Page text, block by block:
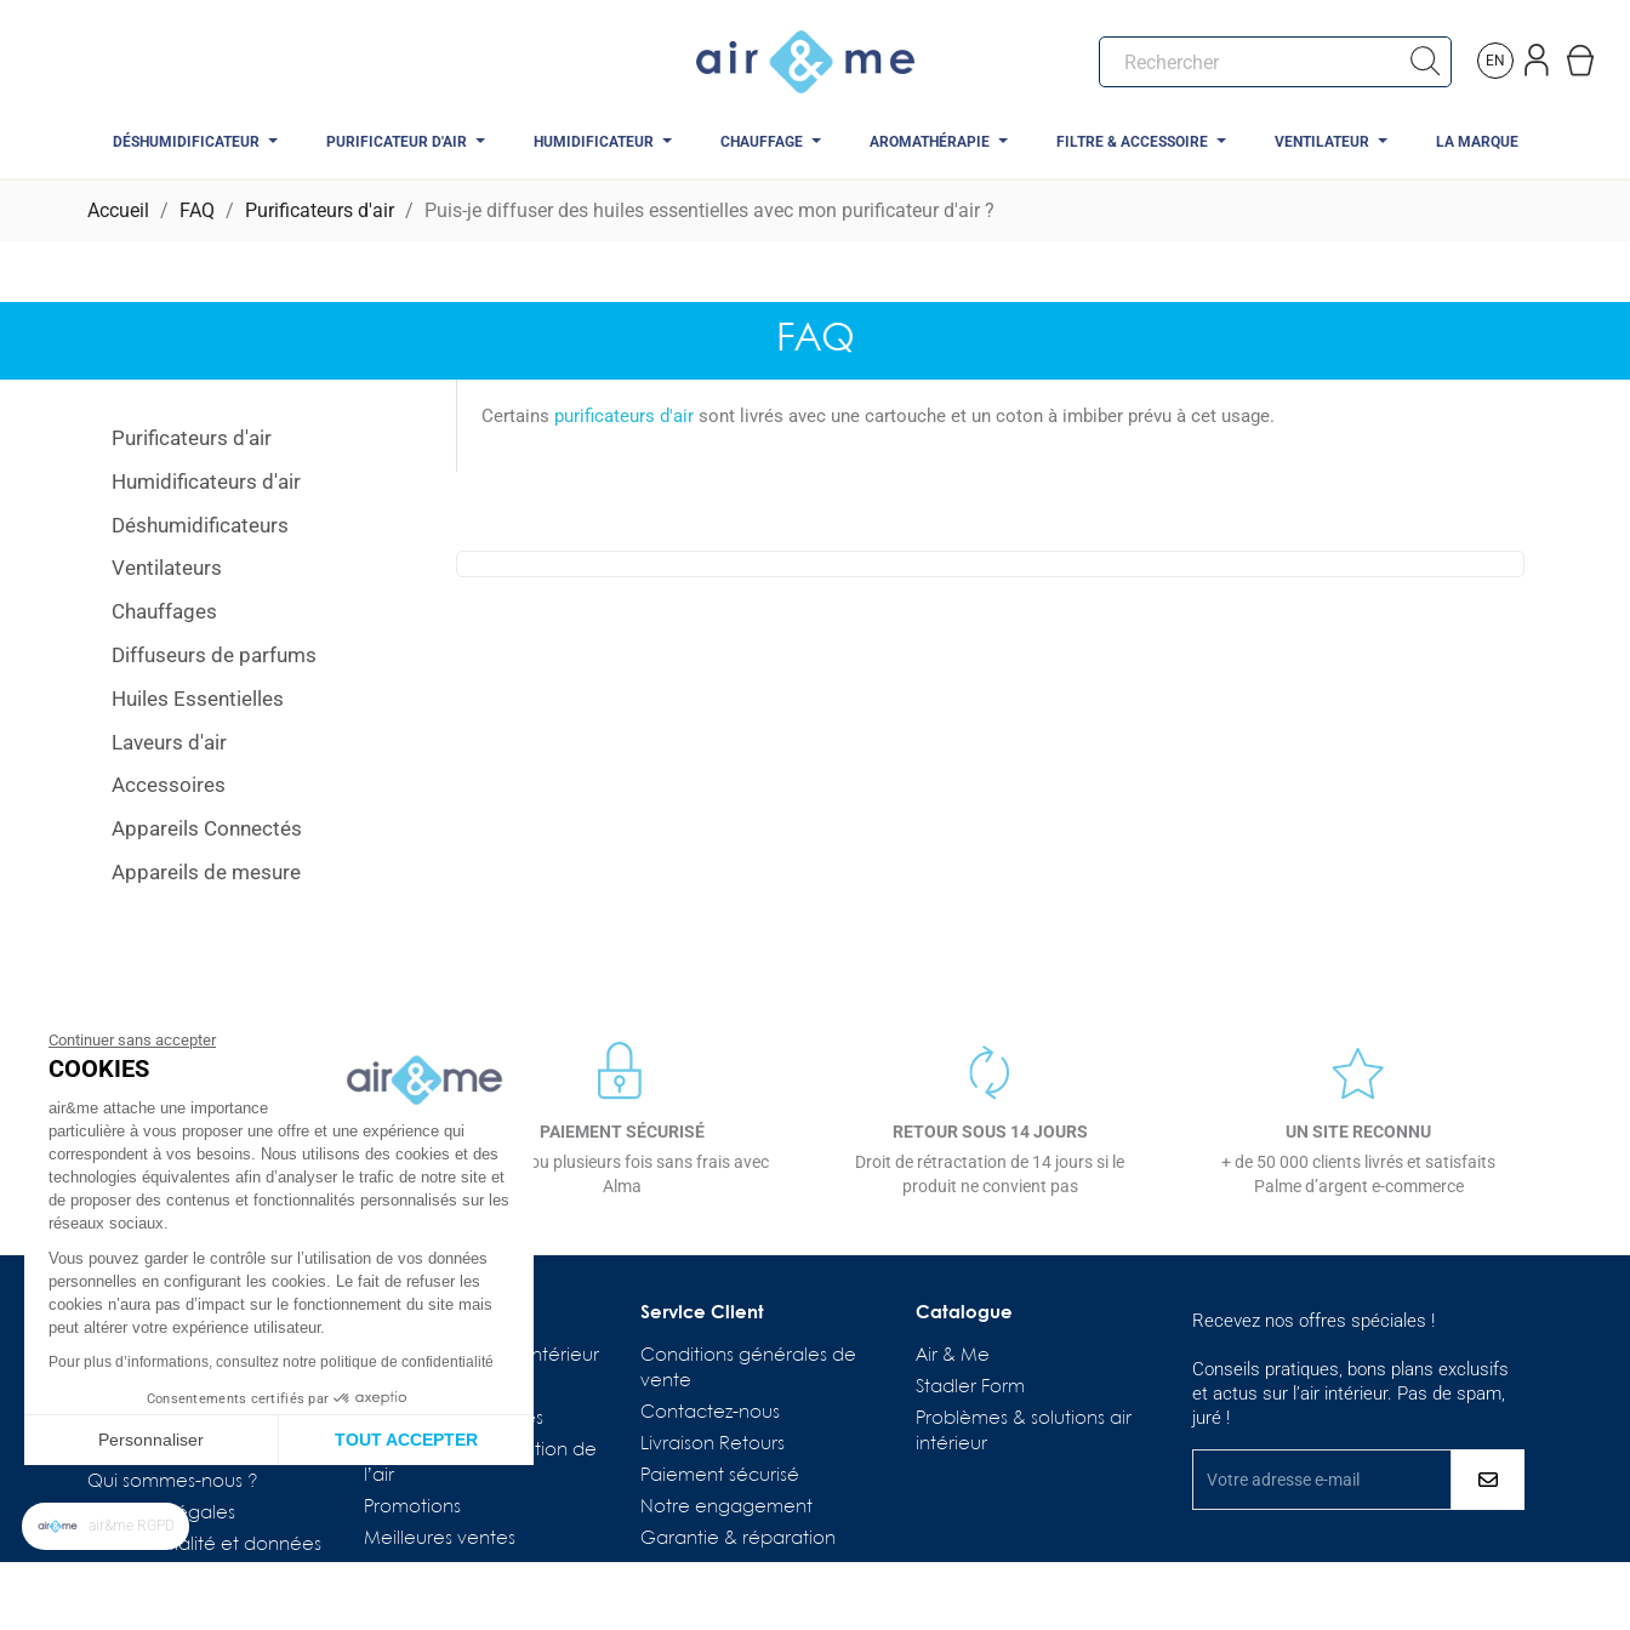
EN
DÉSHUMIDIFICATEUR PURIFICATEUR D'AIR HUMIDIFICATEUR CHAUFFAGE AROMATHÉRAPIE FILTRE & ACCESSOIRE VENTILATEUR LA MARQUE
Accueil FAQ Purificateurs d'air Puis-je diffuser des huiles essentielles avec mon purificateur d'air ?
FAQ
Purificateurs d'air
Humidificateurs d'air
Déshumidificateurs
Ventilateurs
Chauffages
Diffuseurs de parfums
Huiles Essentielles
Laveurs d'air
Accessoires
Appareils Connectés
Appareils de mesure
Certains purificateurs d'airsont livrés avec une cartouche et un coton à imbiber prévu à cet usage.
LIVRAISON GRATUITE
À partir de 30€
En 24 ou 48h chez vous
PAIEMENT SÉCURISÉ
En une ou plusieurs fois sans frais avec
Alma
RETOUR SOUS 14 JOURS
Droit de rétractation de 14 jours si le
produit ne convient pas
UN SITE RECONNU
+ de 50 000 clients livrés et satisfaits
Palme d’argent e-commerce
à propos d'air&me
La société
Avis Clients ★★★★★
Qui sommes-nous ?
Mentions légales
Confidentialité et données
Besoin d'aide ?
Nos guides de l'air intérieur
Lexique
Appareils connectés
COVID-19 & purification de
l’air
Promotions
Meilleures ventes
Service Client
Conditions générales de
vente
Contactez-nous
Livraison Retours
Paiement sécurisé
Notre engagement
Garantie & réparation
Catalogue
Air & Me
Stadler Form
Problèmes & solutions air
intérieur
Recevez nos offres spéciales !
Conseils pratiques, bons plans exclusifs
et actus sur l’air intérieur. Pas de spam,
juré !
Continuer sans accepter
COOKIES
air&me attache une importance
particulière à vous proposer une offre et une expérience qui
correspondent à vos besoins. Nous utilisons des cookies et des
technologies équivalentes afin d’analyser le trafic de notre site et
de proposer des contenus et fonctionnalités personnalisés sur les
réseaux sociaux.
Vous pouvez garder le contrôle sur l’utilisation de vos données
personnelles en configurant les cookies. Le fait de refuser les
cookies n’aura pas d’impact sur le fonctionnement du site mais
peut altérer votre expérience utilisateur.
Pour plus d’informations, consultez notre politique de confidentialité
Consentements certifiés par
Personnaliser TOUT ACCEPTER
Axeptio consent
Plateforme de Gestion du Consentement : Personnalisez vos Options
Notre plateforme vous permet d'adapter et de gérer vos paramètres de confidentialité, en garantissant la conformité avec les réglementations. Personnalisez vos préférences pour contrôler la
air&me RGPD